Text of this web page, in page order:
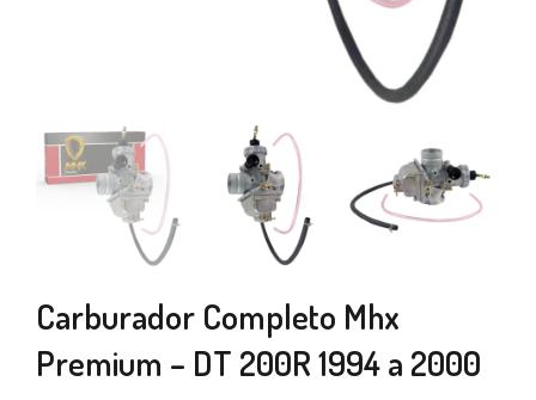
Carburador Completo Mhx
Premium – DT 200R 1994 a 2000